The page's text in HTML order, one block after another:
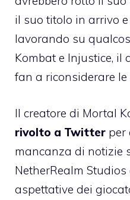
il suo titolo in arrivo
lavorando su
Kombat e Injustice, il
fan a riconsiderare
Il creatore di Mortal
rivolto a Twitter per
mancanza di notizie
NetherRealm Studios
aspettative dei